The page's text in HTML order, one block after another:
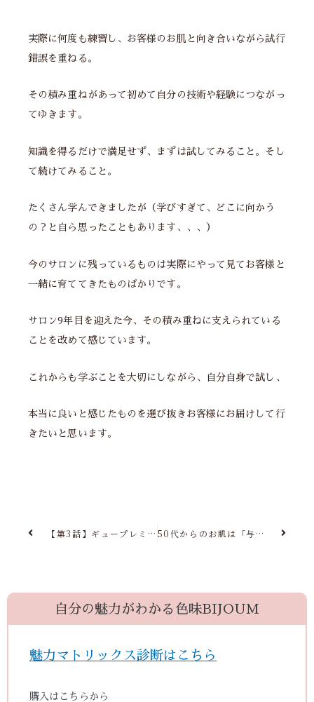
実際に何度も練習し、お客様のお肌と向き合いながら試行
錯誤を重ねる。
その積み重ねがあって初めて自分の技術や経験につながっ
てゆきます。
知識を得るだけで満足せず、まずは試してみること。そし
て続けてみること。
たくさん学んできましたが（学びすぎて、どこに向かう
の？と自ら思ったこともあります、、、）
今のサロンに残っているものは実際にやって見てお客様と
一緒に育ててきたものばかりです。
サロン9年目を迎えた今、その積み重ねに支えられている
ことを改めて感じています。
これからも学ぶことを大切にしながら、自分自身で試し、
本当に良いと感じたものを選び抜きお客様にお届けして行
きたいと思います。
【第3話】ギュープレミアムオイルを実際に使ってみた私の感想 50代からのお肌は「与える前に整える」
自分の魅力がわかる色味BIJOUM
魅力マトリックス診断はこちら
購入はこちらから